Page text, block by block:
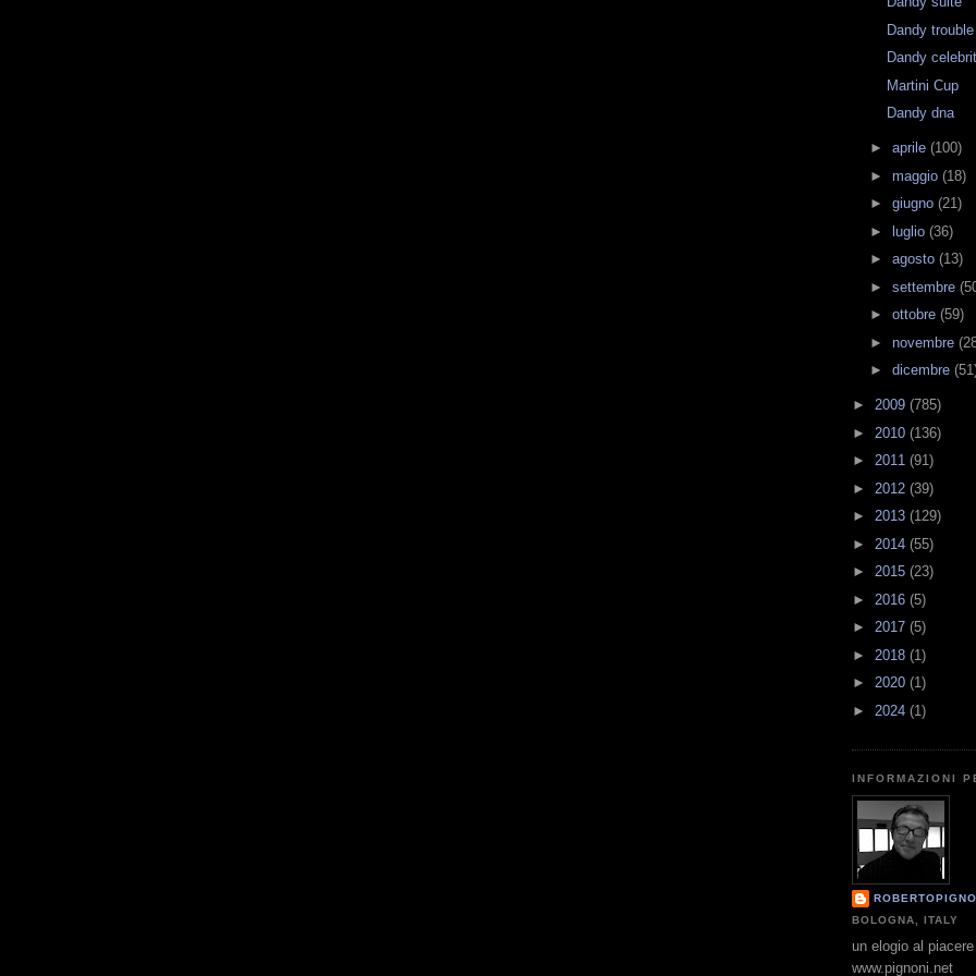
Dandy trouble
Dandy
Martini Cup
Dandy dna
► aprile (100)
► maggio (18)
► giugno (21)
►
luglio (36)
► agosto (13)
► settembre
► ottobre (59)
► novembre
► dicembre
► 2009 (785)
► 2010 (136)
► 2011 (91)
► 2012 (39)
► 2013 (129)
► 2014 (55)
► 2015 (23)
► 2016 (5)
► 2017 (5)
► 2018 (1)
► 2020 (1)
► 2024 (1)
INFORMAZIONI
BOLOGNA, ITALY
un elogio al
www.pignoni.net